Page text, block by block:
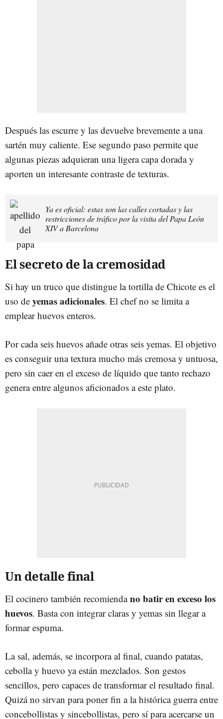
Después las escurre y las devuelve brevemente a una
sartén muy caliente. Ese segundo paso permite que
algunas piezas adquieran una ligera capa dorada y
aporten un interesante contraste de texturas.
Ya es oficial: estas son las calles cortadas y las
restricciones de tráfico por la visita del Papa León
XIV a Barcelona
El secreto de la cremosidad
Si hay un truco que distingue la tortilla de Chicote es el
uso de yemas adicionales. El chef no se limita a
emplear huevos enteros.
Por cada seis huevos añade otras seis yemas. El objetivo
es conseguir una textura mucho más cremosa y untuosa,
pero sin caer en el exceso de líquido que tanto rechazo
genera entre algunos aficionados a este plato.
Un detalle final
El cocinero también recomiendano batir en exceso los
huevos. Basta con integrar claras y yemas sin llegar a
formar espuma.
La sal, además, se incorpora al final, cuando patatas,
cebolla y huevo ya están mezclados. Son gestos
sencillos, pero capaces de transformar el resultado final.
Quizá no sirvan para poner fin a la histórica guerra entre
concebollistas y sincebollistas, pero sí para acercarse un